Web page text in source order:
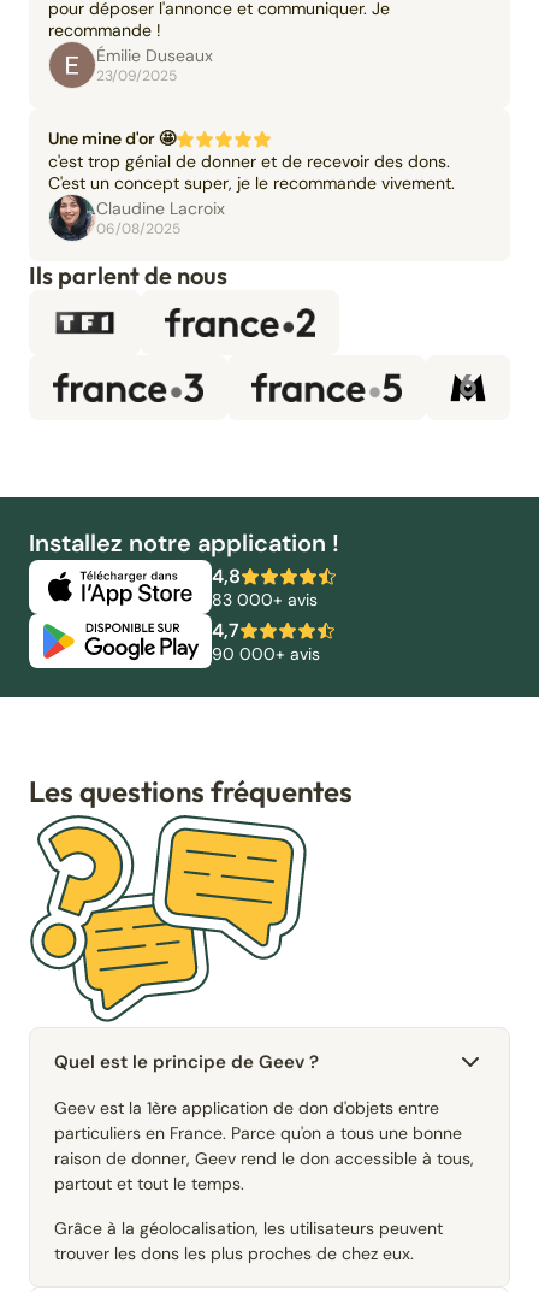
pour déposer l'annonce et communiquer. Je
recommande !
Émilie Duseaux
23/09/2025
Une mine d'or 🤩
c'est trop génial de donner et de recevoir des dons.
C'est un concept super, je le recommande vivement.
Claudine Lacroix
06/08/2025
Ils parlent de nous
Installez notre application !
4,8
83 000+ avis
4,7
90 000+ avis
Les questions fréquentes
Quel est le principe de Geev ?
Geev est la 1ère application de don d'objets entre
particuliers en France. Parce qu'on a tous une bonne
raison de donner, Geev rend le don accessible à tous,
partout et tout le temps.
Grâce à la géolocalisation, les utilisateurs peuvent
trouver les dons les plus proches de chez eux.